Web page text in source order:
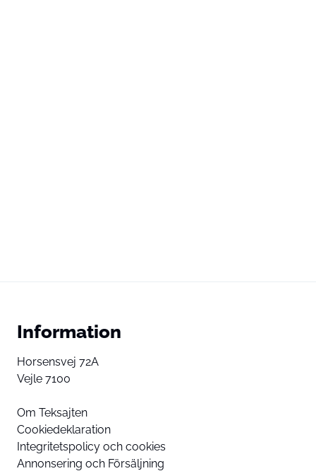
Information
Horsensvej 72A
Vejle 7100
Om Teksajten
Cookiedeklaration
Integritetspolicy och cookies
Annonsering och Försäljning